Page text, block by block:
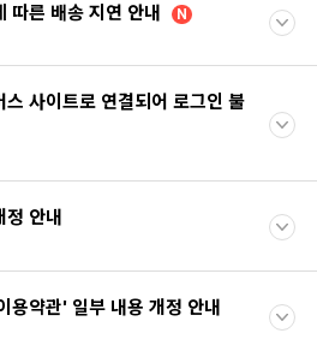
따른 배송 지연 안내
N
사이트로 연결되어 로그인 불
정 안내
용약관' 일부 내용 개정 안내